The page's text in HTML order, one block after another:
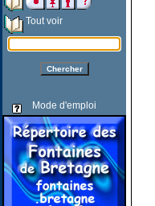
Tout voir
Mode d'emploi